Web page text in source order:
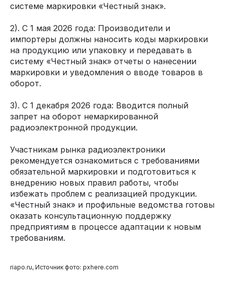
системе маркировки «Честный знак».
2). С 1 мая 2026 года: Производители и
импортеры должны наносить коды маркировки
на продукцию или упаковку и передавать в
систему «Честный знак» отчеты о нанесении
маркировки и уведомления о вводе товаров в
оборот.
3). С 1 декабря 2026 года: Вводится полный
запрет на оборот немаркированной
радиоэлектронной продукции.
Участникам рынка радиоэлектроники
рекомендуется ознакомиться с требованиями
обязательной маркировки и подготовиться к
внедрению новых правил работы, чтобы
избежать проблем с реализацией продукции.
«Честный знак» и профильные ведомства готовы
оказать консультационную поддержку
предприятиям в процессе адаптации к новым
требованиям.
riapo.ru, Источник фото: pxhere.com